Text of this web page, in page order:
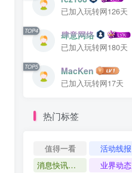
已加入玩转网126天
TOP4 肆意网络
已加入玩转网180天
TOP5 MacKen
已加入玩转网17天
热门标签
值得一看 活动线报
消息快讯查看更多 》》
业界动态